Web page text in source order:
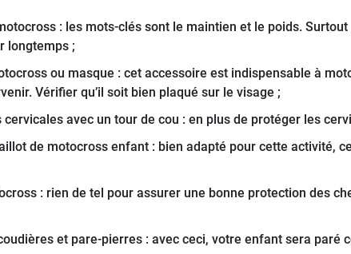
: les mots-clés sont le maintien et le poids.
longtemps ;
ou masque : cet accessoire est indispensable à
Vérifier qu’il soit bien plaqué sur le visage ;
cervicales avec un tour de cou : en plus de protéger les
de motocross enfant : bien adapté pour cette activité,
: rien de tel pour assurer une bonne protection des
et pare-pierres : avec ceci, votre enfant sera paré